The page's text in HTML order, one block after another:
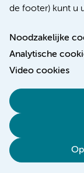
de footer) kunt u
Noodzakelijke
Analytische
Video cookies
Responsible disclosure